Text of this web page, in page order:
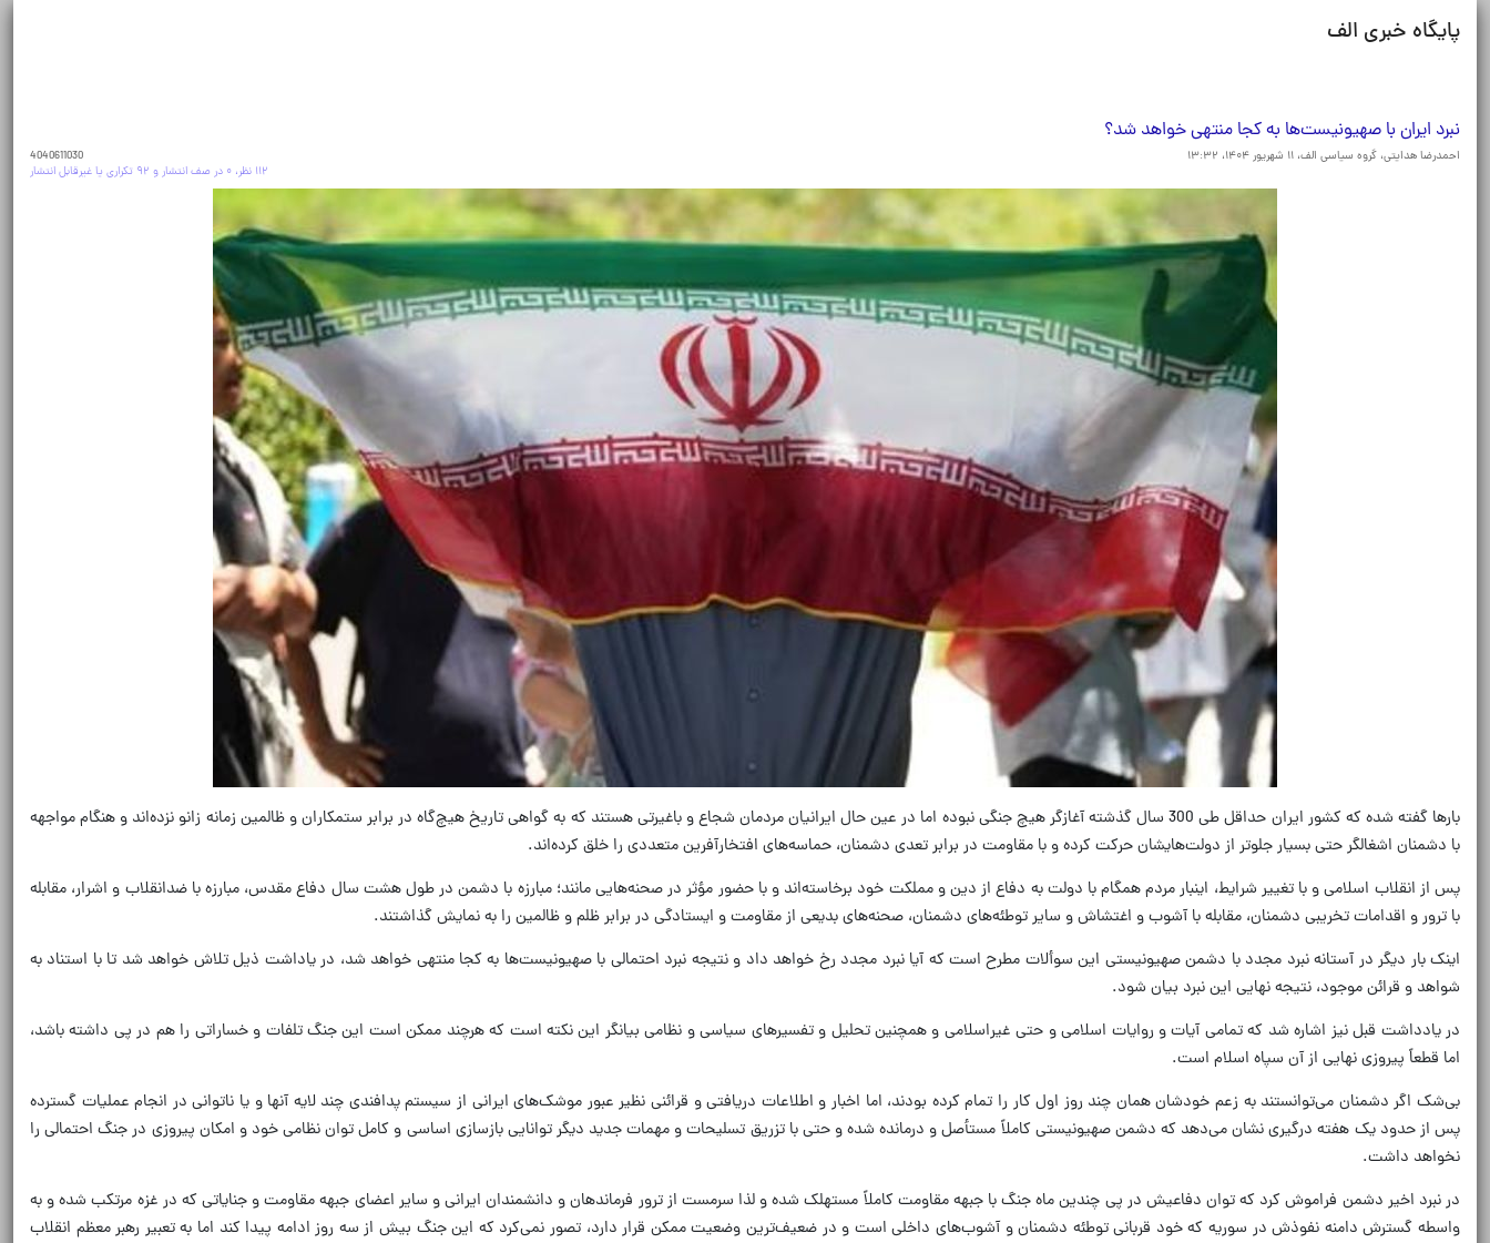
پایگاه خبری الف
نبرد ایران با صهیونیست‌ها به کجا منتهی خواهد شد؟
احمدرضا هدایتی، گروه سیاسی الف، ۱۱ شهریور ۱۴۰۴، ۱۳:۳۲
4040611030
۱۱۲ نظر، ۰ در صف انتشار و ۹۲ تکراری یا غیرقابل انتشار
بارها گفته شده که کشور ایران حداقل طی 300 سال گذشته آغازگر هیچ جنگی نبوده اما در عین حال ایرانیان مردمان شجاع و باغیرتی هستند که به گواهی تاریخ هیچ‌گاه در برابر ستمکاران و ظالمین زمانه زانو نزده‌اند و هنگام مواجهه
با دشمنان اشغالگر حتی بسیار جلوتر از دولت‌هایشان حرکت کرده و با مقاومت در برابر تعدی دشمنان، حماسه‌های افتخارآفرین متعددی را خلق کرده‌اند.
پس از انقلاب اسلامی و با تغییر شرایط، اینبار مردم همگام با دولت به دفاع از دین و مملکت خود برخاسته‌اند و با حضور مؤثر در صحنه‌هایی مانند؛ مبارزه با دشمن در طول هشت سال دفاع مقدس، مبارزه با ضدانقلاب و اشرار، مقابله
با ترور و اقدامات تخریبی دشمنان، مقابله با آشوب و اغتشاش و سایر توطئه‌های دشمنان، صحنه‌های بدیعی از مقاومت و ایستادگی در برابر ظلم و ظالمین را به نمایش گذاشتند.
اینک بار دیگر در آستانه نبرد مجدد با دشمن صهیونیستی این سوألات مطرح است که آیا نبرد مجدد رخ خواهد داد و نتیجه نبرد احتمالی با صهیونیست‌ها به کجا منتهی خواهد شد، در یاداشت ذیل تلاش خواهد شد تا با استناد به
شواهد و قرائن موجود، نتیجه نهایی این نبرد بیان شود.
در یادداشت قبل نیز اشاره شد که تمامی آیات و روایات اسلامی و حتی غیراسلامی و همچنین تحلیل‌ و تفسیرهای سیاسی و نظامی بیانگر این نکته است که هرچند ممکن است این جنگ تلفات و خساراتی را هم در پی داشته باشد،
اما قطعاً پیروزی نهایی از آن سپاه اسلام است.
بی‌شک اگر دشمنان می‌توانستند به زعم خودشان همان چند روز اول کار را تمام کرده بودند، اما اخبار و اطلاعات دریافتی و قرائنی نظیر عبور موشک‌های ایرانی از سیستم پدافندی چند لایه آنها و یا ناتوانی در انجام عملیات گسترده
پس از حدود یک هفته درگیری نشان می‌دهد که دشمن صهیونیستی کاملاً مستأصل و درمانده شده و حتی با تزریق تسلیحات و مهمات جدید دیگر توانایی بازسازی اساسی و کامل توان نظامی خود و امکان پیروزی در جنگ احتمالی را
نخواهد داشت.
در نبرد اخیر دشمن فراموش کرد که توان دفاعیش در پی چندین ماه جنگ با جبهه مقاومت کاملاً مستهلک شده و لذا سرمست از ترور فرماندهان و دانشمندان ایرانی و سایر اعضای جبهه مقاومت و جنایاتی که در غزه مرتکب شده و به
واسطه گسترش دامنه نفوذش در سوریه که خود قربانی توطئه دشمنان و آشوب‌های داخلی است و در ضعیف‌ترین وضعیت ممکن قرار دارد، تصور نمی‌کرد که این جنگ بیش از سه روز ادامه پیدا کند اما به تعبیر رهبر معظم انقلاب